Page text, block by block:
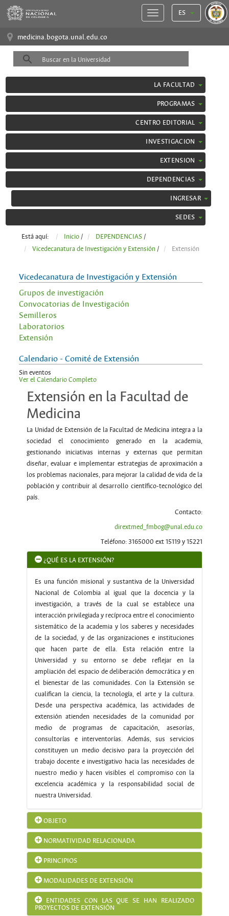
ES
medicina.bogota.unal.edu.co
LA FACULTAD
PROGRAMAS
CENTRO EDITORIAL
INVESTIGACION
EXTENSION
DEPENDENCIAS
INGRESAR
SEDES
Está aquí: Inicio / DEPENDENCIAS /
Vicedecanatura de Investigación y Extensión / Extensión
Vicedecanatura de Investigación y Extensión
Grupos de investigación
Convocatorias de Investigación
Semilleros
Laboratorios
Extensión
Calendario - Comité de Extensión
Sin eventos
Ver el Calendario Completo
Extensión en la Facultad de
Medicina
La Unidad de Extensión de la Facultad de Medicina integra a la
sociedad el conocimiento generado en la academia,
gestionando iniciativas internas y externas que permitan
diseñar, evaluar e implementar estrategias de aproximación a
los problemas nacionales, para mejorar la calidad de vida de la
población y contribuir al desarrollo científico-tecnológico del
país.
Contacto:
dirextmed_fmbog@unal.edu.co
Teléfono: 3165000 ext 15119 y 15221
¿QUÉ ES LA EXTENSIÓN?
Es una función misional y sustantiva de la Universidad
Nacional de Colombia al igual que la docencia y la
investigación, a través de la cual se establece una
interacción privilegiada y recíproca entre el conocimiento
sistemático de la academia y los saberes y necesidades
de la sociedad, y de las organizaciones e instituciones
que hacen parte de ella. Esta relación entre la
Universidad y su entorno se debe reflejar en la
ampliación del espacio de deliberación democrática y en
el bienestar de las comunidades. Con la Extensión se
cualifican la ciencia, la tecnología, el arte y la cultura.
Desde una perspectiva académica, las actividades de
extensión atienden necesidades de la comunidad por
medio de programas de capacitación, asesorías,
consultorías e interventorías. Además, sus servicios
constituyen un medio decisivo para la proyección del
trabajo docente e investigativo hacia las necesidades de
nuestro medio y hacen visibles el compromiso con la
excelencia académica y la responsabilidad social de
nuestra Universidad.
OBJETO
Desarrollar una continua interacción e integración con la
comunidad nacional e internacional, de modo que se
asegure la presencia de la Universidad en la vida social y
cultural del país, su incidencia en las políticas nacionales
y su contribución a la comprensión y solución de
problemas del mismo.
NORMATIVIDAD RELACIONADA
Acuerdo 036 de 2009.
Extensión en la Universidad Nacional de Colombia". Ver
Acuerdo 022 de 2011 " Por el cual se crea el Centro de
Educación Continua y Permanente de la Sede Medellín de
la Universidad Nacional de Colombia" Ver acuerdo
PRINCIPIOS
Excelencia académica. Garantizar el desarrollo de
las actividades conforme a los estándares de calidad
más estrictos.
Pertinencia . Enfocar a la Universidad como agente
público fundamental en la construcción de sociedad,
MODALIDADES DE EXTENSIÓN
Las modalidades de extensión responden a las
ENTIDADES CON LAS QUE SE HAN REALIZADO
PROYECTOS DE EXTENSIÓN